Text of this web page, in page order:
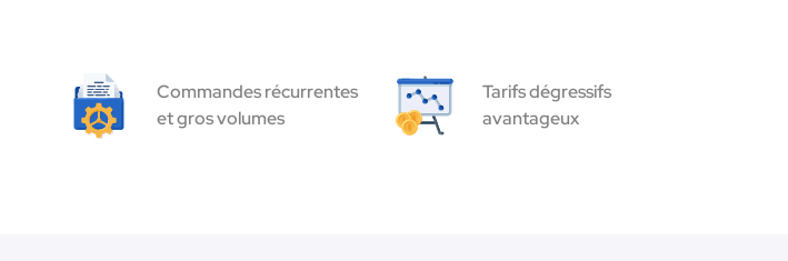
Commandes récurrentes
et gros volumes
Tarifs dégressifs
avantageux